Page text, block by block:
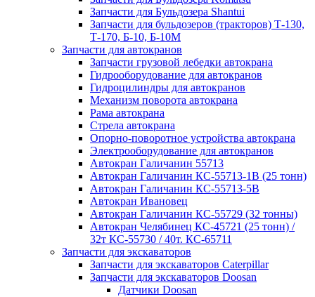
Запчасти для Бульдозера Shantui
Запчасти для бульдозеров (тракторов) Т-130,
Т-170, Б-10, Б-10М
Запчасти для автокранов
Запчасти грузовой лебедки автокрана
Гидрооборудование для автокранов
Гидроцилиндры для автокранов
Механизм поворота автокрана
Рама автокрана
Стрела автокрана
Опорно-поворотное устройства автокрана
Электрооборудование для автокранов
Автокран Галичанин 55713
Автокран Галичанин КС-55713-1В (25 тонн)
Автокран Галичанин КС-55713-5В
Автокран Ивановец
Автокран Галичанин КС-55729 (32 тонны)
Автокран Челябинец КС-45721 (25 тонн) /
32т КС-55730 / 40т. КС-65711
Запчасти для экскаваторов
Запчасти для экскаваторов Caterpillar
Запчасти для экскаваторов Doosan
Датчики Doosan